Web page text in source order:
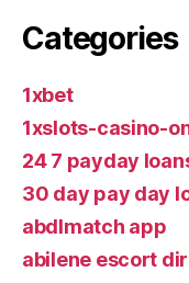
Categories
1xbet
1xslots-casino-
24 7 payday
30 day pay day
abdlmatch app
abilene escort